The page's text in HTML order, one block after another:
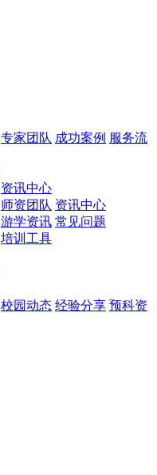
专家团队 成功案例 服务流
资讯中心
师资团队 资讯中心
游学资讯 常见问题
培训工具
校园动态 经验分享 预科资